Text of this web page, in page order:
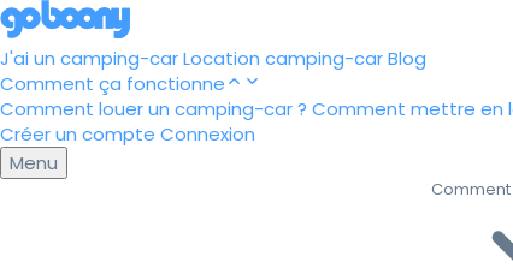
J'ai un camping-carLocation camping-carBlog
Comment ça fonctionne
Comment louer un camping-car ? Comment mettre en
Créer un compte Connexion
Menu